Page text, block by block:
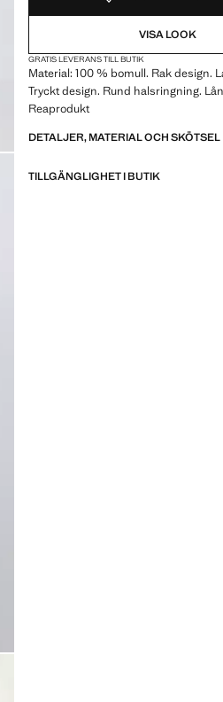
VISA LOOK
GRATIS LEVERANS TILL BUTIK
Material: 100 % bomull. Rak design.
Tryckt design. Rund halsringning.
Reaprodukt
DETALJER, MATERIAL OCH SKÖTSEL
TILLGÄNGLIGHET I BUTIK